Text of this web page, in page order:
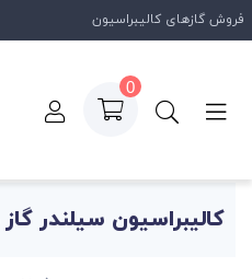
کالیبراسیون سیلندر گاز
فروش گازهای کالیبراسیون
0